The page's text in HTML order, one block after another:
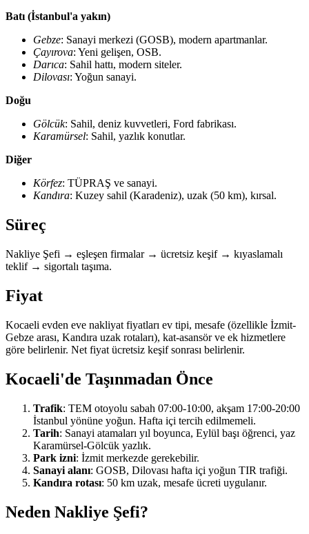
Batı (İstanbul'a yakın)
Gebze: Sanayi merkezi (GOSB), modern apartmanlar.
Çayırova: Yeni gelişen, OSB.
Darıca: Sahil hattı, modern siteler.
Dilovası: Yoğun sanayi.
Doğu
Gölcük: Sahil, deniz kuvvetleri, Ford fabrikası.
Karamürsel: Sahil, yazlık konutlar.
Diğer
Körfez: TÜPRAŞ ve sanayi.
Kandıra: Kuzey sahil (Karadeniz), uzak (50 km), kırsal.
Süreç
Nakliye Şefi → eşleşen firmalar → ücretsiz keşif → kıyaslamalı
teklif → sigortalı taşıma.
Fiyat
Kocaeli evden eve nakliyat fiyatları ev tipi, mesafe (özellikle İzmit-
Gebze arası, Kandıra uzak rotaları), kat-asansör ve ek hizmetlere
göre belirlenir. Net fiyat ücretsiz keşif sonrası belirlenir.
Kocaeli'de Taşınmadan Önce
Trafik: TEM otoyolu sabah 07:00-10:00, akşam 17:00-20:00
İstanbul yönüne yoğun. Hafta içi tercih edilmemeli.
Tarih: Sanayi atamaları yıl boyunca, Eylül başı öğrenci, yaz
Karamürsel-Gölcük yazlık.
Park izni: İzmit merkezde gerekebilir.
Sanayi alanı: GOSB, Dilovası hafta içi yoğun TIR trafiği.
Kandıra rotası: 50 km uzak, mesafe ücreti uygulanır.
Neden Nakliye Şefi?